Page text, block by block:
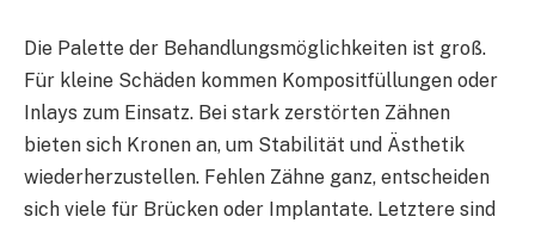
Die Palette der Behandlungsmöglichkeiten ist groß.
Für kleine Schäden kommen Kompositfüllungen oder
Inlays zum Einsatz. Bei stark zerstörten Zähnen
bieten sich Kronen an, um Stabilität und Ästhetik
wiederherzustellen. Fehlen Zähne ganz, entscheiden
sich viele für Brücken oder Implantate. Letztere sind